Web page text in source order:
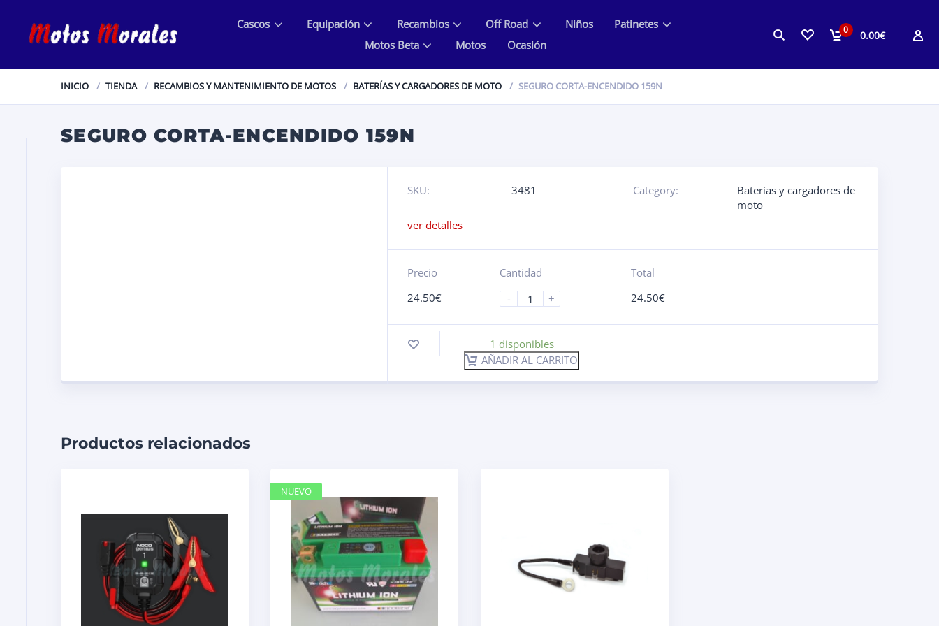
0 0.00€
Cascos Equipación Recambios Off Road Niños
Patinetes
Motos Beta
Motos Ocasión
INICIO TIENDA RECAMBIOS Y MANTENIMIENTO DE MOTOS BATERÍAS Y CARGADORES DE MOTO SEGURO CORTA-ENCENDIDO 159N
SEGURO CORTA-ENCENDIDO 159N
SKU: 3481 Category:
Baterías y cargadores de
moto
ver detalles
Precio
24.50€
Cantidad
-
+
Total
24.50€
1 disponibles
AÑADIR AL CARRITO
Productos relacionados
NUEVO